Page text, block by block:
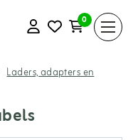
0
Laders, adapters en